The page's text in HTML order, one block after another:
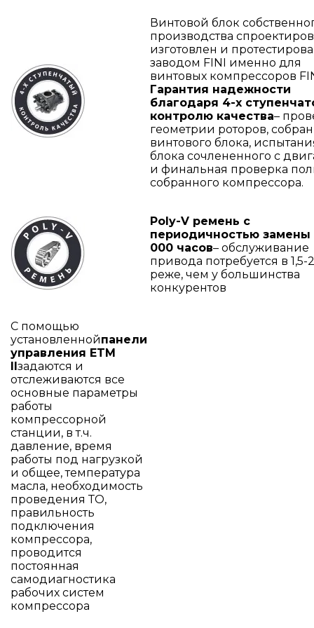
Винтовой блок
производства
изготовлен и
заводом FINI именно для
винтовых компрессоров
Гарантия надежности
благодаря 4-х
контролю качества–
геометрии роторов,
винтового блока,
блока сочлененного с
и финальная проверка
собранного компрессора.
Poly-V ремень с
периодичностью замены
000 часов– обслуживание
привода потребуется в 1,5-
реже, чем у большинства
конкурентов
С помощью
установленнойпанели
управления ETM
IIзадаются и
отслеживаются все
основные параметры
работы
компрессорной
станции, в т.ч.
давление, время
работы под нагрузкой
и общее, температура
масла, необходимость
проведения ТО,
правильность
подключения
компрессора,
проводится
постоянная
самодиагностика
рабочих систем
компрессора